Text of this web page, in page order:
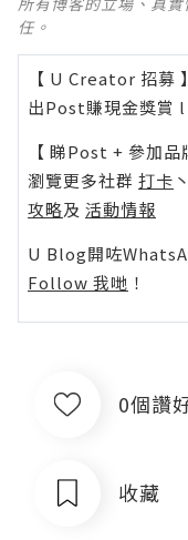
任。
【 U Creator 招募 】
出Post賺現金獎賞 l
【 睇Post + 參加品
瀏覽更多社群 打卡 丶
攻略及 活動情報
U Blog開咗
Follow 我哋 ！
0個讚
收藏